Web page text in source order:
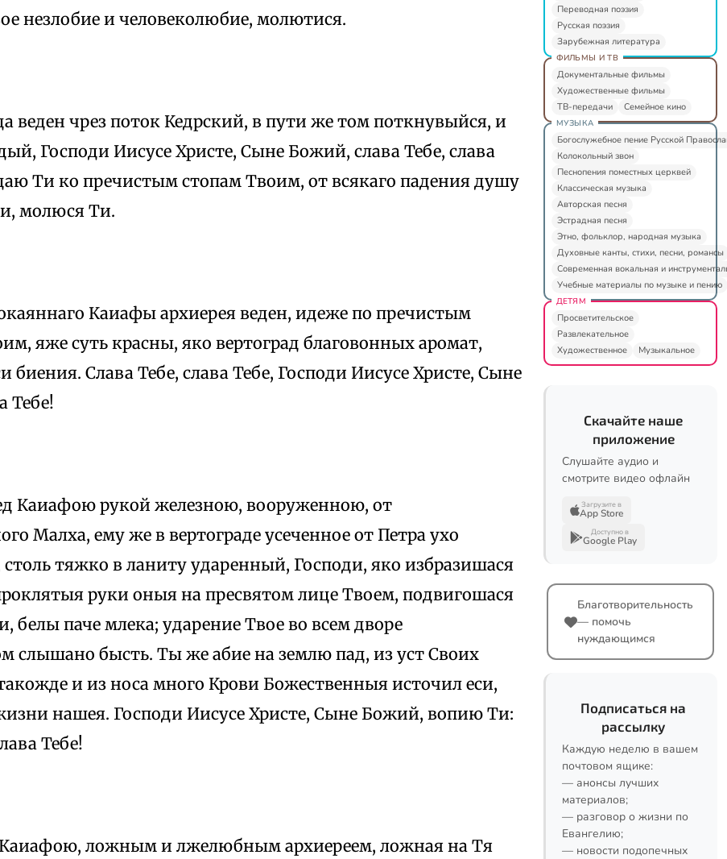
незлобие и человеколюбие, молютися.
веден чрез поток Кедрский, в пути же том поткнувыйся, и
Господи Иисусе Христе, Сыне Божий, слава Тебе, слава
Ти ко пречистым стопам Твоим, от всякаго падения душу
молюся Ти.
Каиафы архиерея веден, идеже по пречистым
яже суть красны, яко вертоград благовонных аромат,
биения. Слава Тебе, слава Тебе, Господи Иисусе Христе, Сыне
Тебе!
Каиафою рукой железною, вооруженною, от
Малха, ему же в вертограде усеченное от Петра ухо
столь тяжко в ланиту ударенный, Господи, яко избразишася
руки оныя на пресвятом лице Твоем, подвигошася
белы паче млека; ударение Твое во всем дворе
слышано бысть. Ты же абие на землю пад, из уст Своих
и из носа много Крови Божественныя источил еси,
нашея. Господи Иисусе Христе, Сыне Божий, вопию Ти:
Тебе!
ложным и лжелюбным архиереем, ложная на Тя
Переводная поэзия
Русская поэзия
Зарубежная литература
ФИЛЬМЫ И ТВ
Документальные фильмы
Художественные фильмы
ТВ-передачи
Семейное кино
МУЗЫКА
Богослужебное пение Русской
Колокольный звон
Песнопения поместных церквей
Классическая музыка
Авторская песня
Эстрадная песня
Этно, фольклор, народная музыка
Духовные канты, стихи, песни, романсы
Современная вокальная и
Учебные материалы по музыке и пению
ДЕТЯМ
Просветительское
Развлекательное
Художественное
Музыкальное
Скачайте наше
приложение
Слушайте аудио и
смотрите видео офлайн
Загрузите в
App Store
Доступно в
Google Play
Благотворительность
— помочь
нуждающимся
Подписаться на
рассылку
Каждую неделю в вашем
почтовом ящике:
— анонсы лучших
материалов;
— разговор о жизни по
Евангелию;
— новости подопечных